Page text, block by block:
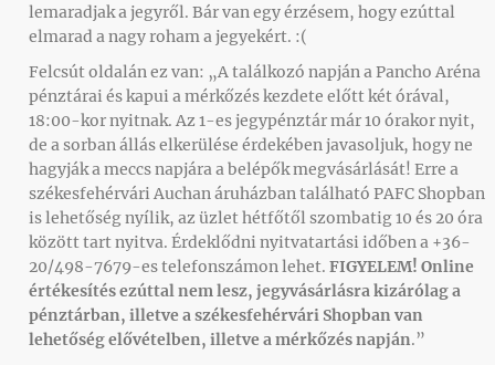
lemaradjak a jegyről. Bár van egy érzésem, hogy ezúttal
elmarad a nagy roham a jegyekért. :(
Felcsút oldalán ez van: „A találkozó napján a Pancho Aréna
pénztárai és kapui a mérkőzés kezdete előtt két órával,
18:00-kor nyitnak. Az 1-es jegypénztár már 10 órakor nyit,
de a sorban állás elkerülése érdekében javasoljuk, hogy ne
hagyják a meccs napjára a belépők megvásárlását! Erre a
székesfehérvári Auchan áruházban található PAFC Shopban
is lehetőség nyílik, az üzlet hétfőtől szombatig 10 és 20 óra
között tart nyitva. Érdeklődni nyitvatartási időben a +36-
20/498-7679-es telefonszámon lehet. FIGYELEM! Online
értékesítés ezúttal nem lesz, jegyvásárlásra kizárólag a
pénztárban, illetve a székesfehérvári Shopban van
lehetőség elővételben, illetve a mérkőzés napján.”